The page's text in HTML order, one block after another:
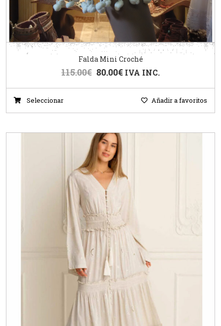
Falda Mini Croché
115.00€ 80.00€ IVA INC.
Seleccionar Añadir a favoritos